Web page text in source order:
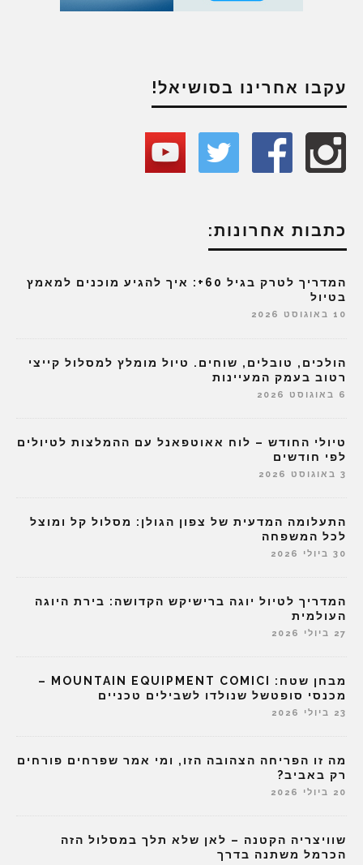
עקבו אחרינו בסושיאל!
כתבות אחרונות:
המדריך לטרק בגיל 60+: איך להגיע מוכנים למאמץ
בטיול
10 באוגוסט 2026
הולכים, טובלים, שוחים. טיול מומלץ למסלול קייצי
רטוב בעמק המעיינות
6 באוגוסט 2026
טיולי החודש – לוח אאוטפאנל עם ההמלצות לטיולים
לפי חודשים
3 באוגוסט 2026
התעלומה המדעית של צפון הגולן: מסלול קל ומוצל
לכל המשפחה
30 ביולי 2026
המדריך לטיול יוגה ברישיקש הקדושה: בירת היוגה
העולמית
27 ביולי 2026
מבחן שטח: MOUNTAIN EQUIPMENT COMICI –
מכנסי סופטשל שנולדו לשבילים טכניים
23 ביולי 2026
מה זו הפריחה הצהובה הזו, ומי אמר שפרחים פורחים
רק באביב?
20 ביולי 2026
שוויצריה הקטנה – לאן שלא תלך במסלול הזה
הכרמל משתנה בדרך